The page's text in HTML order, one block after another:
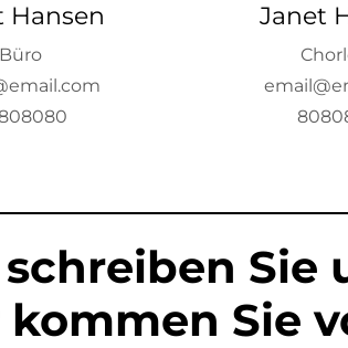
Hansen
Büro
Janet
schreiben
kommen Sie